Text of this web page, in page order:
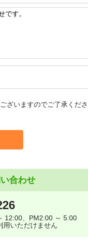
ざいますのでご了承くだ
合わせ
12:00、PM2:00 ～ 5:00
いただけません